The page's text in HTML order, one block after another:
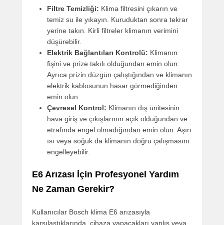
Filtre Temizliği: Klima filtresini çıkarın ve
temiz su ile yıkayın. Kuruduktan sonra tekrar
yerine takın. Kirli filtreler klimanın verimini
düşürebilir.
Elektrik Bağlantıları Kontrolü: Klimanın
fişini ve prize takılı olduğundan emin olun.
Ayrıca prizin düzgün çalıştığından ve klimanın
elektrik kablosunun hasar görmediğinden
emin olun.
Çevresel Kontrol: Klimanın dış ünitesinin
hava giriş ve çıkışlarının açık olduğundan ve
etrafında engel olmadığından emin olun. Aşırı
ısı veya soğuk da klimanın doğru çalışmasını
engelleyebilir.
E6 Arızası İçin Profesyonel Yardım
Ne Zaman Gerekir?
Kullanıcılar Bosch klima E6 arızasıyla
karşılaştıklarında, cihaza yapacakları yanlış veya